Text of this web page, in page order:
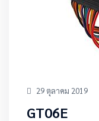
29 ตุลาคม 2019
GT06E